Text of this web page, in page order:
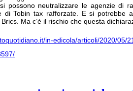
possono neutralizzare le agenzie di
di Tobin tax rafforzate. E si potrebbe
Ma c’è il rischio che questa
in-edicola/articoli/2020/05/